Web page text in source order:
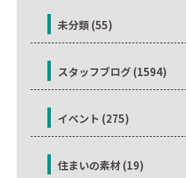
未分類 (55)
スタッフブログ (1594)
イベント (275)
住まいの素材 (19)